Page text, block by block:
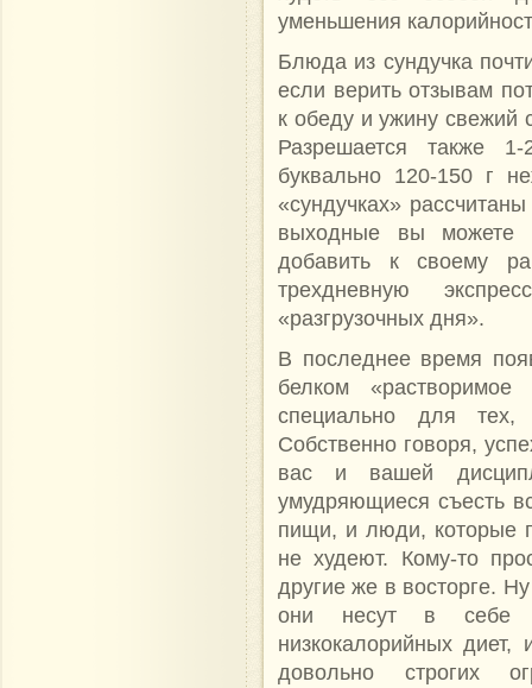
уменьшения
Блюда из сундучка
если верить отзывам
к обеду и ужину свежий
Разрешается также
буквально 120-150 г
«сундучках»
выходные вы можете
добавить к своему
трехдневную
«разгрузочных дня».
В последнее время
белком
специально для тех,
Собственно говоря,
вас и вашей
умудряющиеся съесть
пищи, и люди, которые
не худеют. Кому-то
другие же в восторге.
они несут в себе
низкокалорийных
довольно строгих